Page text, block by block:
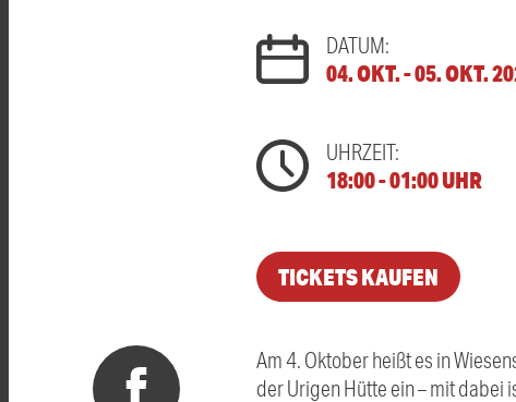
DATUM:
04. OKT. - 05. OKT.
UHRZEIT:
18:00 - 01:00 UHR
TICKETS KAUFEN
Am 4. Oktober heißt es in
der Urigen Hütte ein – mit dabei